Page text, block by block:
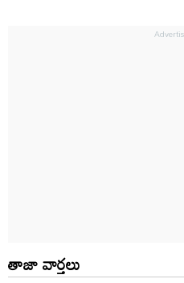
తాజా వార్తలు